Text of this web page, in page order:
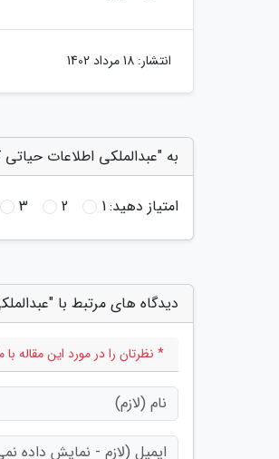
انتشار: 18 مرداد 1402
به "عبدالملکی اطلاعات حیاتی
امتیاز دهید:1
2
3
دیدگاه های مرتبط با
* نظرتان را در مورد این مقاله با